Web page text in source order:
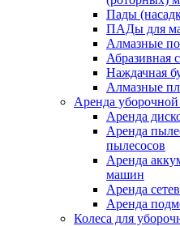
Пады
ПАДы для
Алмазные
Абразивная
Наждачная
Алмазные
Аренда
Аренда
Аренда
пылесосов
Аренда
машин
Аренда
Аренда
Колеса для